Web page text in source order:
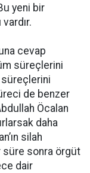
yeni bir
cevap
süreçlerini
süreçlerini
de benzer
Öcalan
daha
silah
süre sonra örgüt
dair